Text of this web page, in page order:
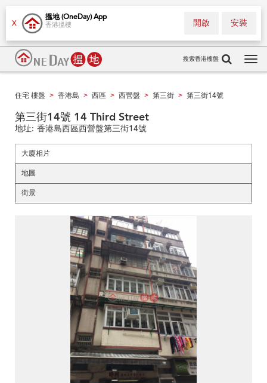
X
搵地 (OneDay) App
香港搵樓 安裝
開啟
搜索香港樓盤
住宅 樓盤 > 香港島 > 西區 > 西營盤 > 第三街 > 第三街14號
第三街14號 14 Third Street
地址: 香港島西區西營盤第三街14號
大廈相片
地圖
街景